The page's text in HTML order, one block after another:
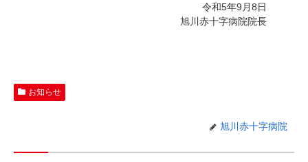
令和5年9月8日
旭川赤十字病院院長
お知らせ
旭川赤十字病院